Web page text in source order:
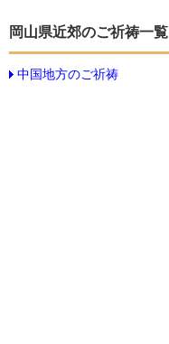
岡山県近郊のご祈祷一覧
中国地方のご祈祷